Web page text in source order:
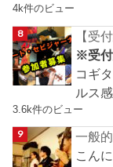
4k件のビュー
【受
※受付
コギ
ルス
3.6k件のビュー
一般
こん